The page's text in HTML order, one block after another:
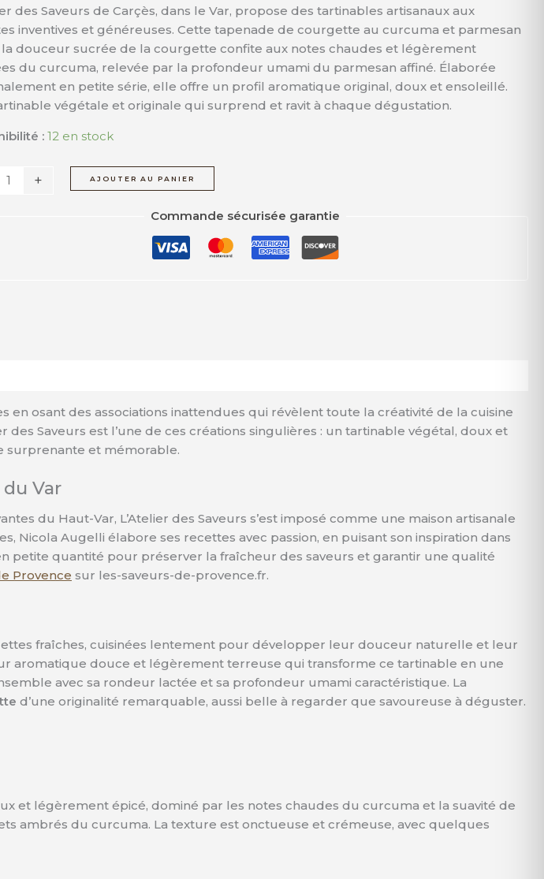
des Saveurs de Carçès, dans le Var, propose des tartinables artisanaux aux
inventives et généreuses. Cette tapenade de courgette au curcuma et parmesan
la douceur sucrée de la courgette confite aux notes chaudes et légèrement
du curcuma, relevée par la profondeur umami du parmesan affiné. Élaborée
en petite série, elle offre un profil aromatique original, doux et ensoleillé.
végétale et originale qui surprend et ravit à chaque dégustation.
: 12 en stock
+ AJOUTER AU PANIER
Commande sécurisée garantie
en osant des associations inattendues qui révèlent toute la créativité de la cuisine
des Saveurs est l’une de ces créations singulières : un tartinable végétal, doux et
surprenante et mémorable.
Var
du Haut-Var, L’Atelier des Saveurs s’est imposé comme une maison artisanale
Augelli élabore ses recettes avec passion, en puisant son inspiration dans
quantité pour préserver la fraîcheur des saveurs et garantir une qualité
Provence sur les-saveurs-de-provence.fr.
fraîches, cuisinées lentement pour développer leur douceur naturelle et leur
aromatique douce et légèrement terreuse qui transforme ce tartinable en une
avec sa rondeur lactée et sa profondeur umami caractéristique. La
d’une originalité remarquable, aussi belle à regarder que savoureuse à déguster.
et légèrement épicé, dominé par les notes chaudes du curcuma et la suavité de
ambrés du curcuma. La texture est onctueuse et crémeuse, avec quelques